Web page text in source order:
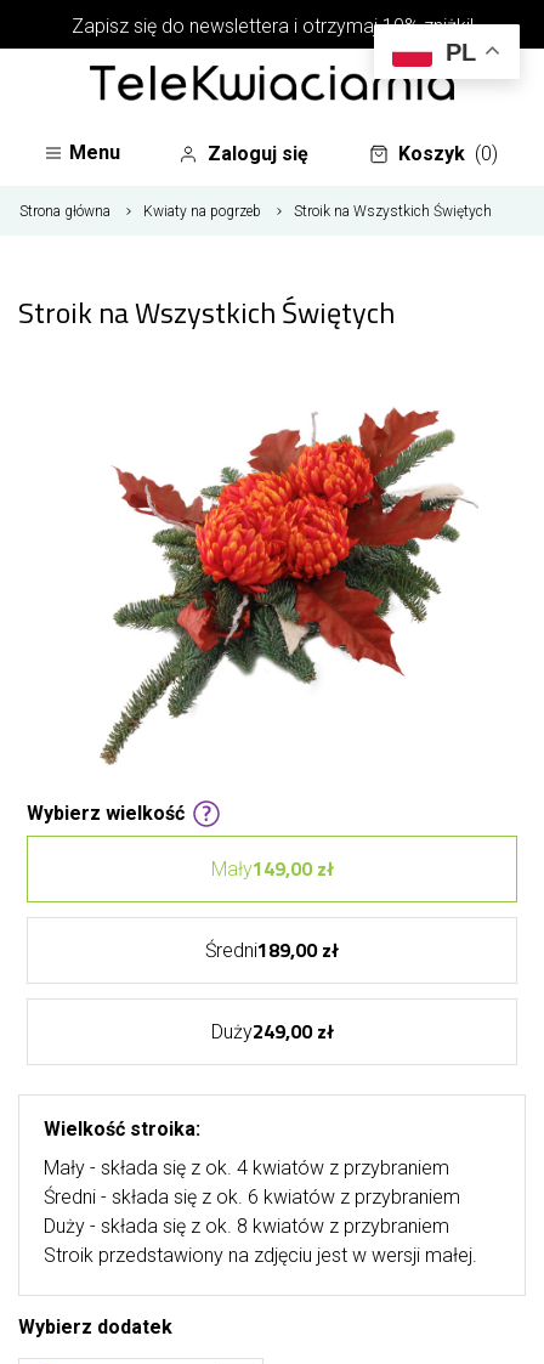
Zapisz się do newslettera i otrzymaj 10% zniżki!
Menu Zaloguj się Koszyk (0)
Strona główna Kwiaty na pogrzeb Stroik na Wszystkich Świętych
Stroik na Wszystkich Świętych
Wybierz wielkość
Mały149,00 zł
Średni189,00 zł
Duży249,00 zł
Wielkość stroika:
Mały - składa się z ok. 4 kwiatów z przybraniem
Średni - składa się z ok. 6 kwiatów z przybraniem
Duży - składa się z ok. 8 kwiatów z przybraniem
Stroik przedstawiony na zdjęciu jest w wersji małej.
Wybierz dodatek
PL